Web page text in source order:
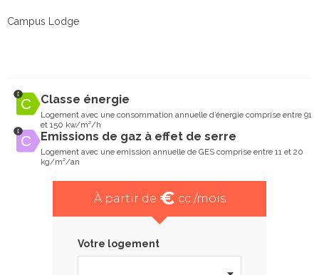
Campus Lodge
Classe énergie
Logement avec une consommation annuelle d’énergie comprise entre 91
et 150 kw/m²/h
Emissions de gaz à effet de serre
Logement avec une emission annuelle de GES comprise entre 11 et 20
kg/m²/an
À partir de € cc /mois
Votre logement